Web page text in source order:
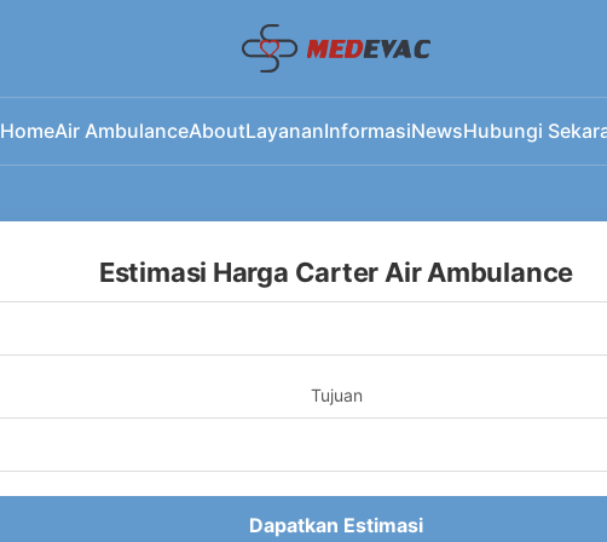
HomeAir AmbulanceAboutLayananInformasiNewsHubungi
Estimasi Harga Carter Air Ambulance
Tujuan
Dapatkan Estimasi